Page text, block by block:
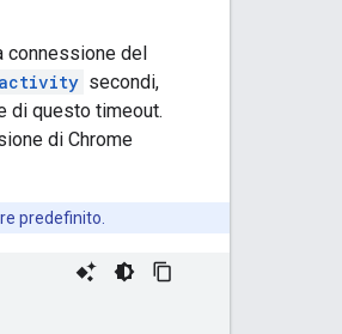
connessione del
secondi,
di questo timeout.
di Chrome
predefinito.